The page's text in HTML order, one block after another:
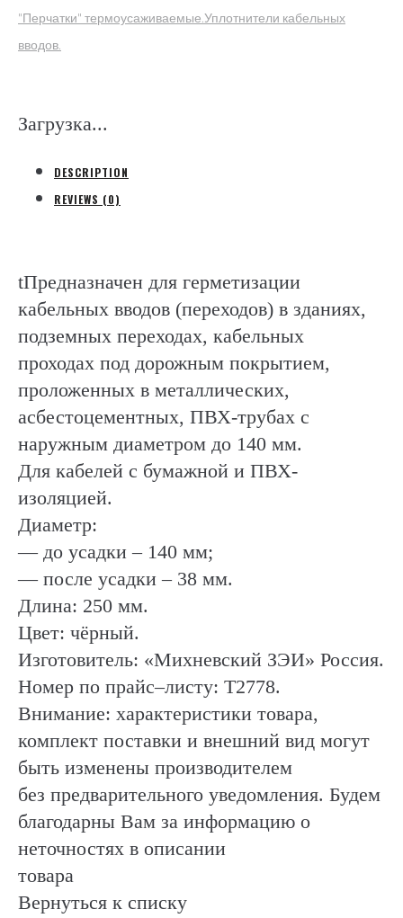
"Перчатки" термоусаживаемые.Уплотнители кабельных
вводов.
Загрузка...
DESCRIPTION
REVIEWS (0)
tПредназначен для герметизации
кабельных вводов (переходов) в зданиях,
подземных переходах, кабельных
проходах под дорожным покрытием,
проложенных в металлических,
асбестоцементных, ПВХ-трубах с
наружным диаметром до 140 мм.
Для кабелей с бумажной и ПВХ-
изоляцией.
Диаметр:
— до усадки – 140 мм;
— после усадки – 38 мм.
Длина: 250 мм.
Цвет: чёрный.
Изготовитель: «Михневский ЗЭИ» Россия.
Номер по прайс–листу: Т2778.
Внимание: характеристики товара,
комплект поставки и внешний вид могут
быть изменены производителем
без предварительного уведомления. Будем
благодарны Вам за информацию о
неточностях в описании
товара
Вернуться к списку